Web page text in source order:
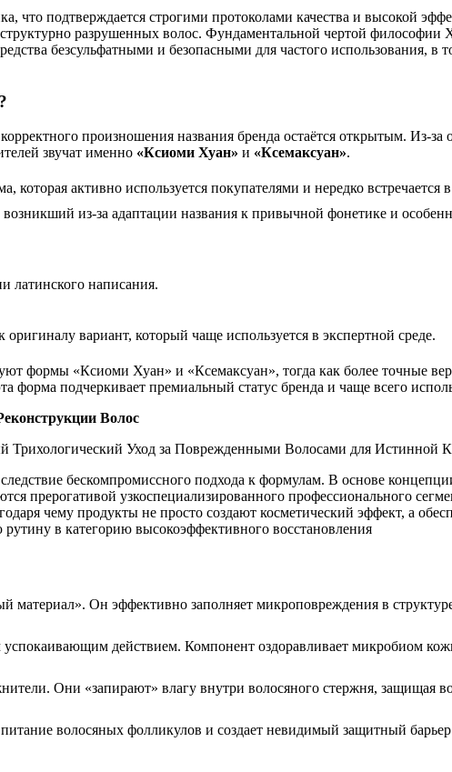
что подтверждается строгими протоколами качества и высокой
разрушенных волос. Фундаментальной чертой философии
безсульфатными и безопасными для частого использования,
произношения названия бренда остаётся открытым. Из-
звучат именно «Ксиоми Хуан» и «Ксемаксуан».
которая активно используется покупателями и нередко встречается
из-за адаптации названия к привычной фонетике и
латинского написания.
вариант, который чаще используется в экспертной среде.
формы «Ксиоми Хуан» и «Ксемаксуан», тогда как более точные
подчеркивает премиальный статус бренда и чаще всего
Волос
бескомпромиссного подхода к формулам. В основе
прерогативой узкоспециализированного профессионального
чему продукты не просто создают косметический эффект, а
в категорию высокоэффективного восстановления
материал». Он эффективно заполняет микроповреждения в
действием. Компонент оздоравливает микробиом
Они «запирают» влагу внутри волосяного стержня, защищая
волосяных фолликулов и создает невидимый защитный